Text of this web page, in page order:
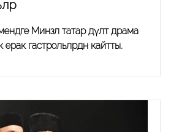
Минзәлә татар дәүләт драма
гастрольләрдән кайтты.